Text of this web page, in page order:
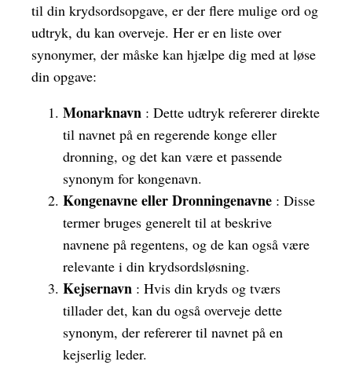
til din krydsordsopgave, er der flere mulige ord og
udtryk, du kan overveje. Her er en liste over
synonymer, der måske kan hjælpe dig med at løse
din opgave:
Monarknavn : Dette udtryk refererer direkte
til navnet på en regerende konge eller
dronning, og det kan være et passende
synonym for kongenavn.
Kongenavne eller Dronningenavne : Disse
termer bruges generelt til at beskrive
navnene på regentens, og de kan også være
relevante i din krydsordsløsning.
Kejsernavn : Hvis din kryds og tværs
tillader det, kan du også overveje dette
synonym, der refererer til navnet på en
kejserlig leder.